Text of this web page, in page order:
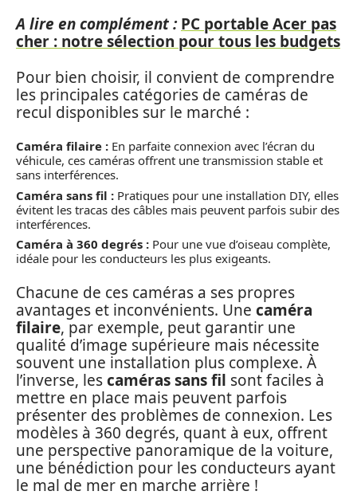
A lire en complément : PC portable Acer pas
cher : notre sélection pour tous les budgets
Pour bien choisir, il convient de comprendre
les principales catégories de caméras de
recul disponibles sur le marché :
Caméra filaire : En parfaite connexion avec l’écran du
véhicule, ces caméras offrent une transmission stable et
sans interférences.
Caméra sans fil : Pratiques pour une installation DIY, elles
évitent les tracas des câbles mais peuvent parfois subir des
interférences.
Caméra à 360 degrés : Pour une vue d’oiseau complète,
idéale pour les conducteurs les plus exigeants.
Chacune de ces caméras a ses propres
avantages et inconvénients. Une caméra
filaire, par exemple, peut garantir une
qualité d’image supérieure mais nécessite
souvent une installation plus complexe. À
l’inverse, lescaméras sans fil sont faciles à
mettre en place mais peuvent parfois
présenter des problèmes de connexion. Les
modèles à 360 degrés, quant à eux, offrent
une perspective panoramique de la voiture,
une bénédiction pour les conducteurs ayant
le mal de mer en marche arrière !